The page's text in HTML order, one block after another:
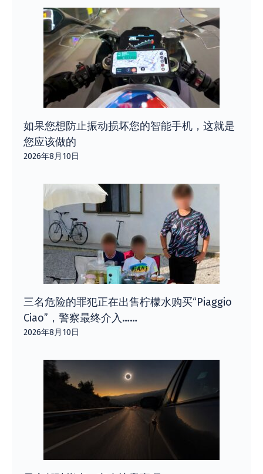
如果您想防止振动损坏您的智能手机，这就是
您应该做的
2026年8月10日
三名危险的罪犯正在出售柠檬水购买“Piaggio
Ciao”​​，警察最终介入……
2026年8月10日